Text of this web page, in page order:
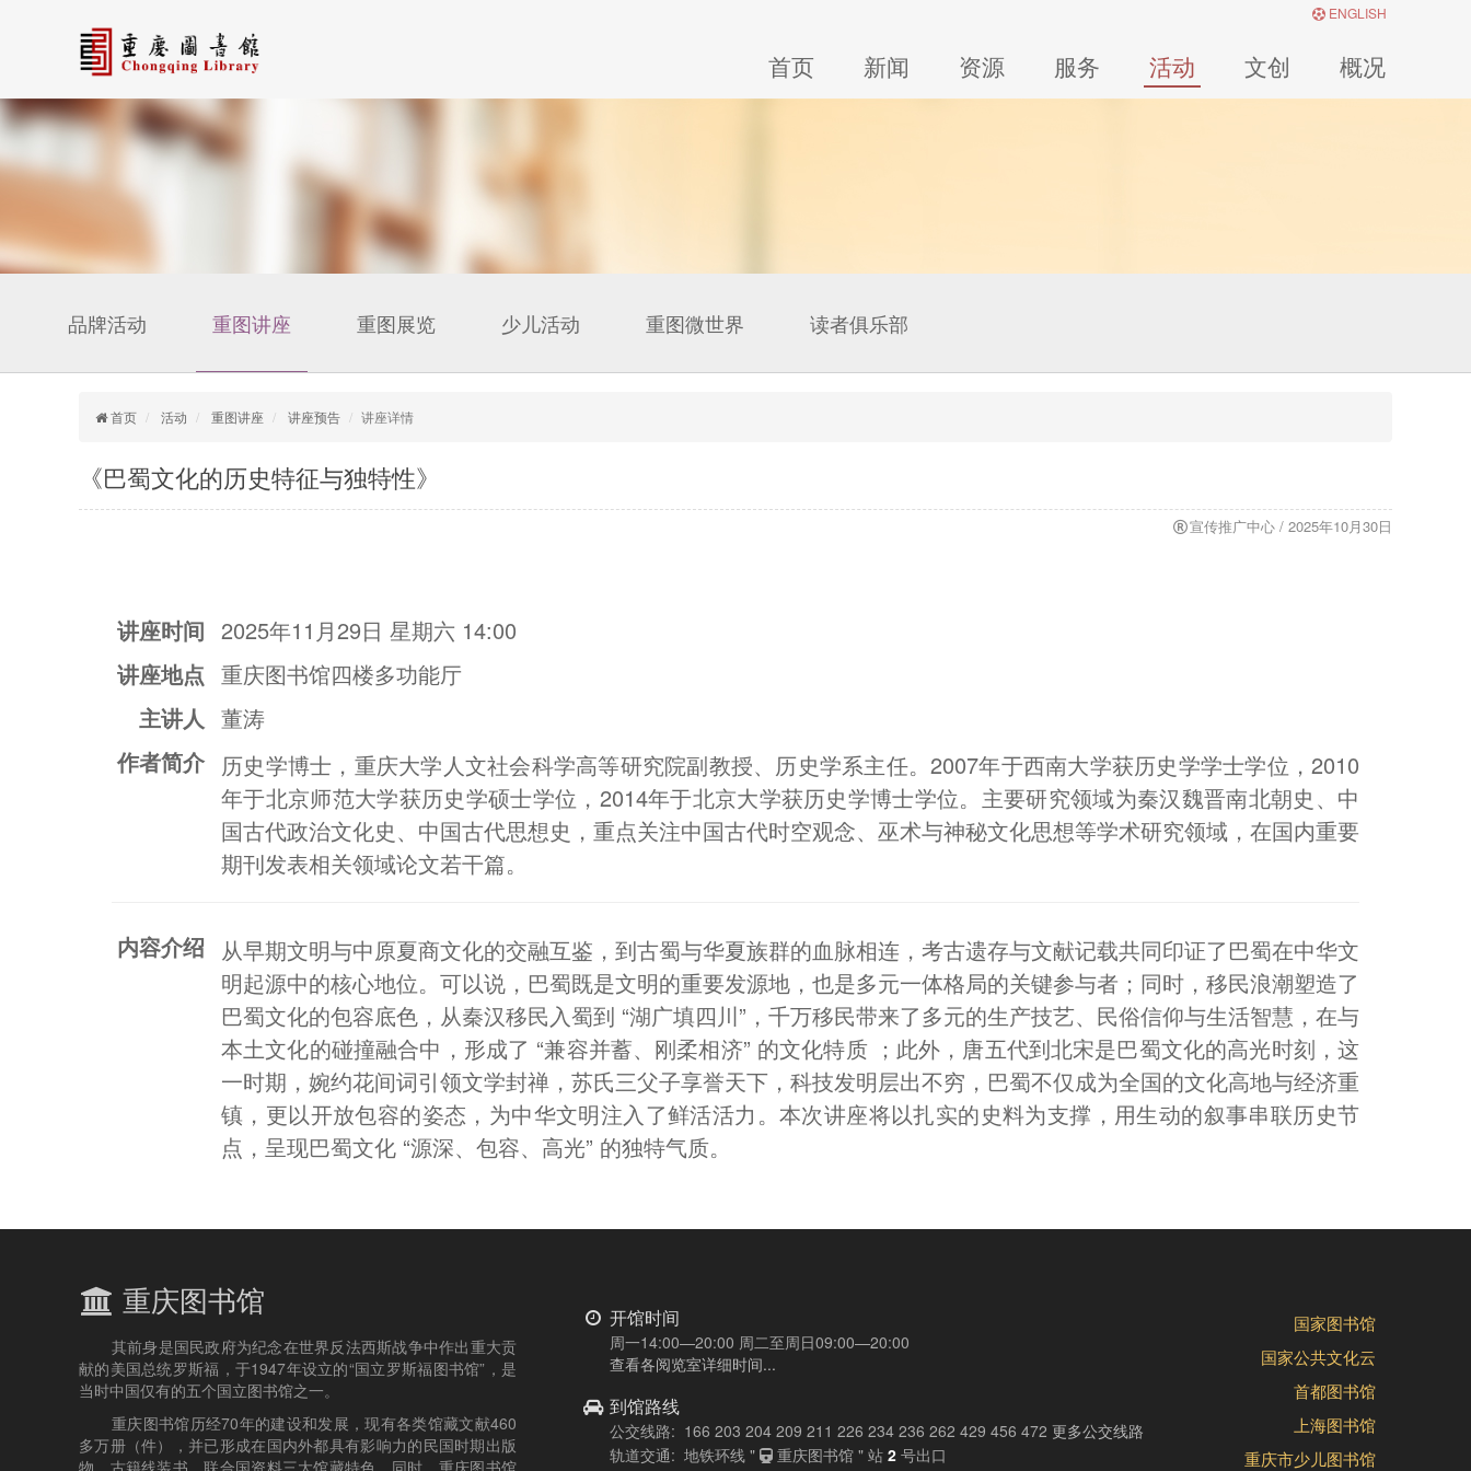
ENGLISH
首页 新闻 资源 服务 活动 文创 概况
品牌活动 重图讲座 重图展览 少儿活动 重图微世界 读者俱乐部
首页 活动 重图讲座 讲座预告 讲座详情
《巴蜀文化的历史特征与独特性》
宣传推广中心 / 2025年10月30日
讲座时间 2025年11月29日 星期六 14:00
讲座地点 重庆图书馆四楼多功能厅
主讲人 董涛
作者简介 历史学博士，重庆大学人文社会科学高等研究院副教授、历史学系主任。2007年于西南大学获历史学学士学位，2010
年于北京师范大学获历史学硕士学位，2014年于北京大学获历史学博士学位。主要研究领域为秦汉魏晋南北朝史、中
国古代政治文化史、中国古代思想史，重点关注中国古代时空观念、巫术与神秘文化思想等学术研究领域，在国内重要
期刊发表相关领域论文若干篇。
内容介绍
从早期文明与中原夏商文化的交融互鉴，到古蜀与华夏族群的血脉相连，考古遗存与文献记载共同印证了巴蜀在中华文
明起源中的核心地位。可以说，巴蜀既是文明的重要发源地，也是多元一体格局的关键参与者；同时，移民浪潮塑造了
巴蜀文化的包容底色，从秦汉移民入蜀到 “湖广填四川”，千万移民带来了多元的生产技艺、民俗信仰与生活智慧，在与
本土文化的碰撞融合中，形成了 “兼容并蓄、刚柔相济” 的文化特质 ；此外，唐五代到北宋是巴蜀文化的高光时刻，这
一时期，婉约花间词引领文学封禅，苏氏三父子享誉天下，科技发明层出不穷，巴蜀不仅成为全国的文化高地与经济重
镇，更以开放包容的姿态，为中华文明注入了鲜活活力。本次讲座将以扎实的史料为支撑，用生动的叙事串联历史节
点，呈现巴蜀文化 “源深、包容、高光” 的独特气质。
重庆图书馆
其前身是国民政府为纪念在世界反法西斯战争中作出重大贡
献的美国总统罗斯福，于1947年设立的“国立罗斯福图书馆”，是
当时中国仅有的五个国立图书馆之一。
重庆图书馆历经70年的建设和发展，现有各类馆藏文献460
多万册（件），并已形成在国内外都具有影响力的民国时期出版
物、古籍线装书、联合国资料三大馆藏特色。同时，重庆图书馆
开馆时间
周一14:00—20:00 周二至周日09:00—20:00
查看各阅览室详细时间...
到馆路线
公交线路: 166 203 204 209 211 226 234 236 262 429 456 472 更多公交线路
轨道交通: 地铁环线 "
重庆图书馆 " 站 2 号出口
国家图书馆
国家公共文化云
首都图书馆
上海图书馆
重庆市少儿图书馆